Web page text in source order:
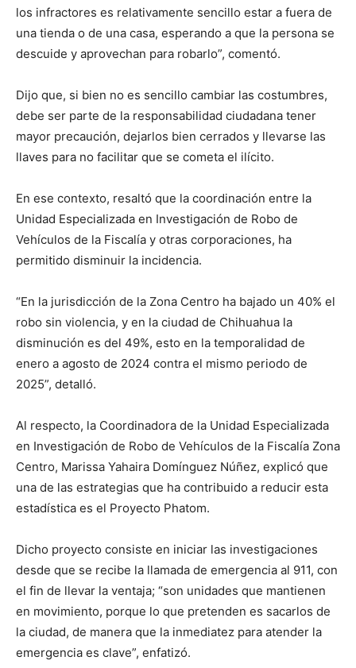
los infractores es relativamente sencillo estar a fuera de
una tienda o de una casa, esperando a que la persona se
descuide y aprovechan para robarlo”, comentó.
Dijo que, si bien no es sencillo cambiar las costumbres,
debe ser parte de la responsabilidad ciudadana tener
mayor precaución, dejarlos bien cerrados y llevarse las
llaves para no facilitar que se cometa el ilícito.
En ese contexto, resaltó que la coordinación entre la
Unidad Especializada en Investigación de Robo de
Vehículos de la Fiscalía y otras corporaciones, ha
permitido disminuir la incidencia.
“En la jurisdicción de la Zona Centro ha bajado un 40% el
robo sin violencia, y en la ciudad de Chihuahua la
disminución es del 49%, esto en la temporalidad de
enero a agosto de 2024 contra el mismo periodo de
2025”, detalló.
Al respecto, la Coordinadora de la Unidad Especializada
en Investigación de Robo de Vehículos de la Fiscalía Zona
Centro, Marissa Yahaira Domínguez Núñez, explicó que
una de las estrategias que ha contribuido a reducir esta
estadística es el Proyecto Phatom.
Dicho proyecto consiste en iniciar las investigaciones
desde que se recibe la llamada de emergencia al 911, con
el fin de llevar la ventaja; “son unidades que mantienen
en movimiento, porque lo que pretenden es sacarlos de
la ciudad, de manera que la inmediatez para atender la
emergencia es clave”, enfatizó.